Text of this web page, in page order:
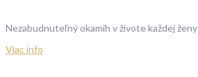
Nezabudnuteľný okamih v živote každej ženy
Viac info